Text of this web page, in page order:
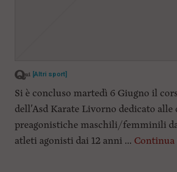
[Altri sport]
Si è concluso martedì 6 Giugno il
dell'Asd Karate Livorno dedicato alle
preagonistiche maschili/femminili da
atleti agonisti dai 12 anni ... Continua